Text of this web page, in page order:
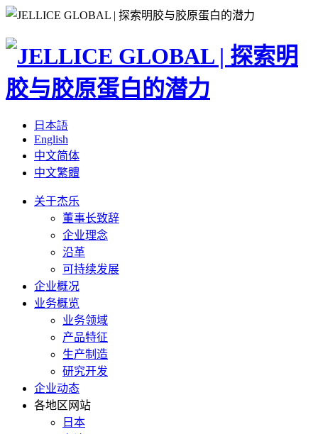
日本語
English
中文简体
中文繁體
关于杰乐
董事长致辞
企业理念
沿革
可持续发展
企业概况
业务概览
业务领域
产品特征
生产制造
研究开发
企业动态
各地区网站
日本